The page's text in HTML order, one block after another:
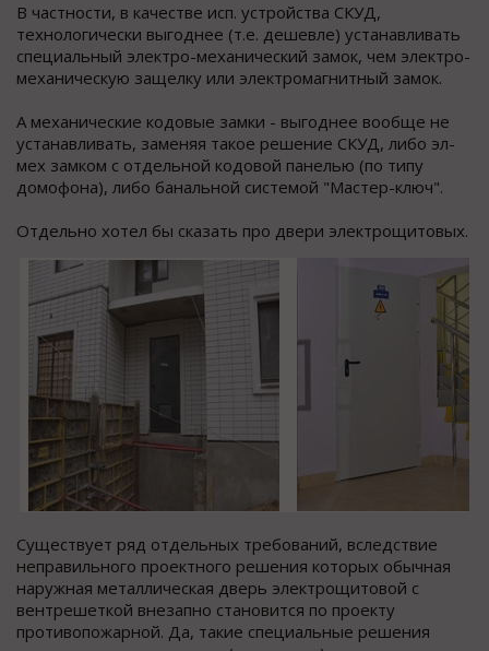
В частности, в качестве исп. устройства СКУД,
технологически выгоднее (т.е. дешевле) устанавливать
специальный электро-механический замок, чем электро-
механическую защелку или электромагнитный замок.
А механические кодовые замки - выгоднее вообще не
устанавливать, заменяя такое решение СКУД, либо эл-
мех замком с отдельной кодовой панелью (по типу
домофона), либо банальной системой "Мастер-ключ".
Отдельно хотел бы сказать про двери электрощитовых.
Существует ряд отдельных требований, вследствие
неправильного проектного решения которых обычная
наружная металлическая дверь электрощитовой с
вентрешеткой внезапно становится по проекту
противопожарной. Да, такие специальные решения